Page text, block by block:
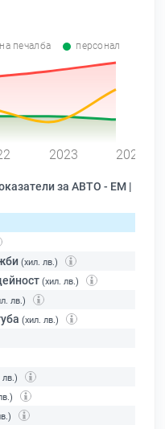
печалба персонал
2023 2024
за АВТО - ЕМ |
(хил. лв.)
(хил. лв.)
лв.)
(хил. лв.)
лв.)